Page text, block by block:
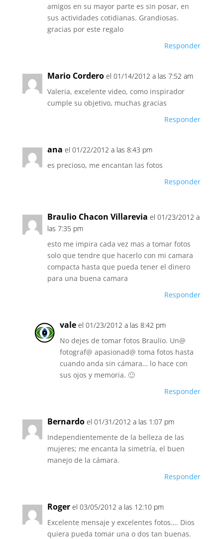
amigos en su mayor parte es sin posar, en
sus actividades cotidianas. Grandiosas.
gracias por este regalo
Responder
Mario Cordero el 01/14/2012 a las 7:52 am
Valeria, excelente video, como inspirador
cumple su objetivo, muchas gracias
Responder
ana el 01/22/2012 a las 8:43 pm
es precioso, me encantan las fotos
Responder
Braulio Chacon Villarevia el 01/23/2012 a
las 7:35 pm
esto me impira cada vez mas a tomar fotos
solo que tendre que hacerlo con mi camara
compacta hasta que pueda tener el dinero
para una buena camara
Responder
vale el 01/23/2012 a las 8:42 pm
No dejes de tomar fotos Braulio. Un@
fotograf@ apasionad@ toma fotos hasta
cuando anda sin cámara… lo hace con
sus ojos y memoria. 🙂
Responder
Bernardo el 01/31/2012 a las 1:07 pm
Independientemente de la belleza de las
mujeres; me encanta la simetría, el buen
manejo de la cámara.
Responder
Roger el 03/05/2012 a las 12:10 pm
Excelente mensaje y excelentes fotos…. Dios
quiera pueda tomar una o dos tan buenas.